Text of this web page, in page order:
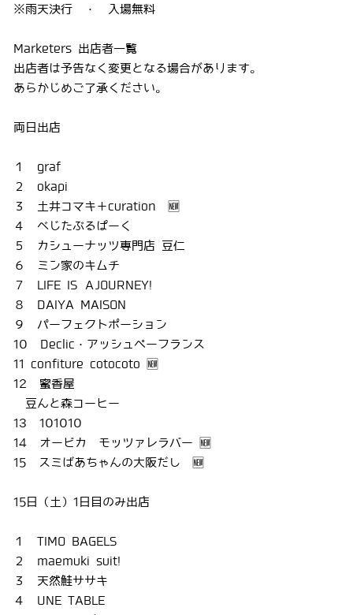
※雨天決行 ・ 入場無料
Marketers 出店者一覧
出店者は予告なく変更となる場合があります。
あらかじめご了承ください。
両日出店
１ graf
２ okapi
３ 土井コマキ＋curation 🆕
４ べじたぶるぱーく
５ カシューナッツ専門店 豆仁
６ ミン家のキムチ
７ LIFE IS ＡJOURNEY!
８ DAIYA MAISON
９ パーフェクトポーション
10 Declic・アッシュペーフランス
11 confiture cotocoto 🆕
12 蜜香屋
豆んと森コーヒー
13 101010
14 オービカ モッツァレラバー 🆕
15 スミばあちゃんの大阪だし 🆕
15日（土）1日目のみ出店
１ TIMO BAGELS
２ maemuki suit!
３ 天然鮭ササキ
４ UNE TABLE